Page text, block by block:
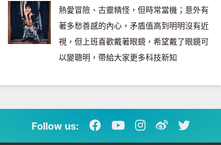
熱愛冒險、古靈精怪，但時常當機；意外有
著多愁善感的內心，矛盾值高到明明沒有近
視，但上班喜歡戴著眼鏡，希望戴了眼鏡可
以變聰明，帶給大家更多科技新知
Follow us: